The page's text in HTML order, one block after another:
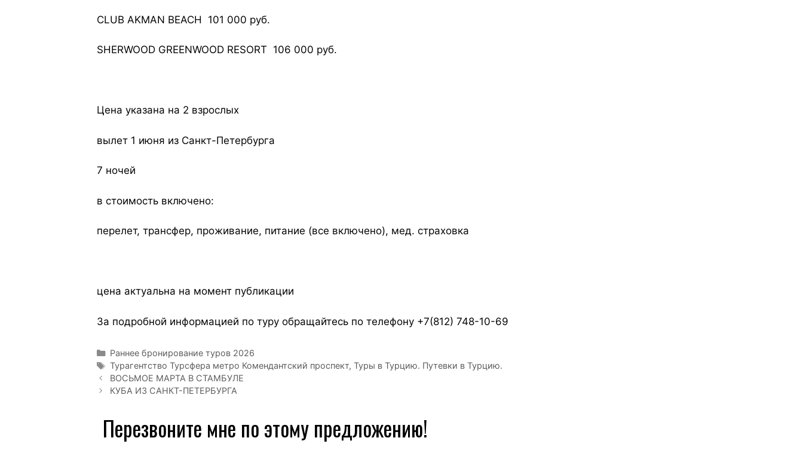
CLUB AKMAN BEACH 101 000 руб.
SHERWOOD GREENWOOD RESORT 106 000 руб.
Цена указана на 2 взрослых
вылет 1 июня из Санкт-Петербурга
7 ночей
в стоимость включено:
перелет, трансфер, проживание, питание (все включено), мед. страховка
цена актуальна на момент публикации
За подробной информацией по туру обращайтесь по телефону +7(812) 748-10-69
Раннее бронирование туров 2026
Турагентство Турсфера метро Комендантский проспект, Туры в Турцию. Путевки в Турцию.
ВОСЬМОЕ МАРТА В СТАМБУЛЕ
КУБА ИЗ САНКТ-ПЕТЕРБУРГА
Перезвоните мне по этому предложению!